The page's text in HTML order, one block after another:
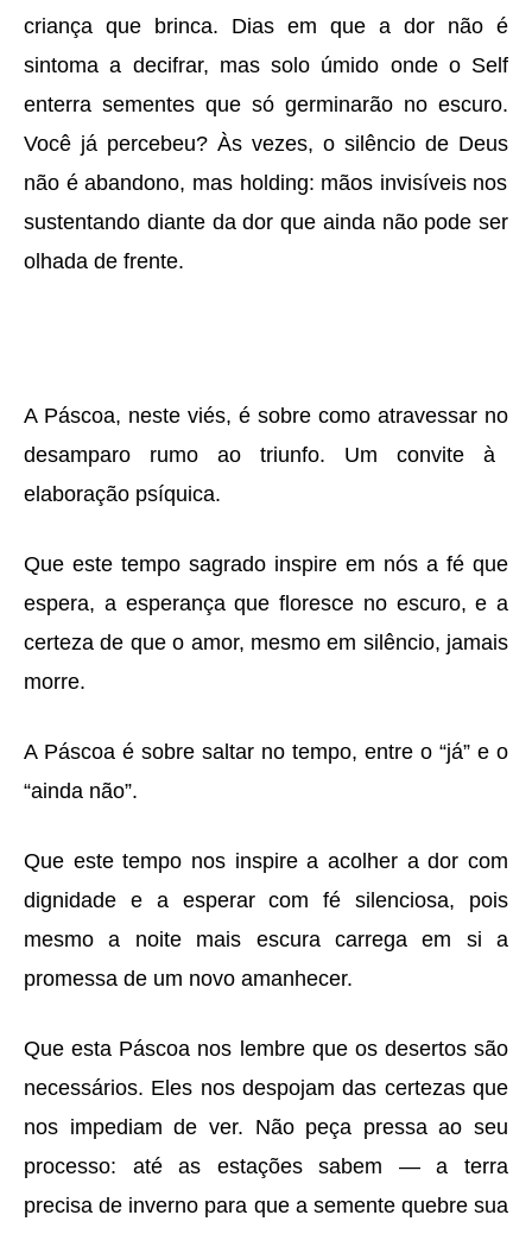
criança que brinca. Dias em que a dor não é
sintoma a decifrar, mas solo úmido onde o Self
enterra sementes que só germinarão no escuro.
Você já percebeu? Às vezes, o silêncio de Deus
não éabandono, mas holding: mãos invisíveis nos
sustentando diante da dor que ainda não pode ser
olhada de frente.
A Páscoa, neste viés, é sobre como atravessar no
desamparo rumo ao triunfo. Um convite à
elaboração psíquica.
Que este tempo sagrado inspire em nós a fé que
espera, a esperança que floresce no escuro, e a
certeza de que o amor, mesmo em silêncio, jamais
morre.
A Páscoa é sobre saltar no tempo, entre o “já” e o
“ainda não”.
Que este tempo nos inspire a acolher a dor com
dignidade e a esperar com fésilenciosa, pois
mesmo a noite mais escura carrega em si a
promessa de um novo amanhecer.
Que esta Páscoa nos lembre que os desertos são
necessários. Eles nos despojam das certezas que
nos impediam de ver. Não peça pressa ao seu
processo: atéas estações sabem —a terra
precisa de inverno para que a semente quebre sua